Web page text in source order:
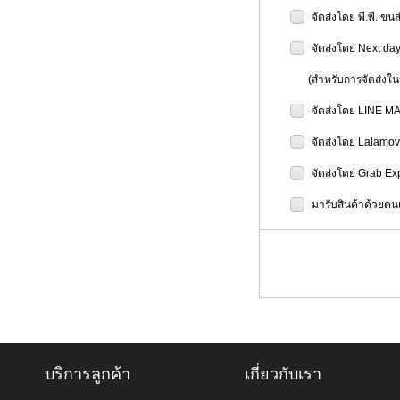
จัดส่งโดย พี.พี. ขน
จัดส่งโดย Next
(สำหรับการจัดส่งใน
จัดส่งโดย LINE
จัดส่งโดย
จัดส่งโดย Grab
มารับสินค้าด้วยตน
บริการลูกค้า เกี่ยวกับเรา